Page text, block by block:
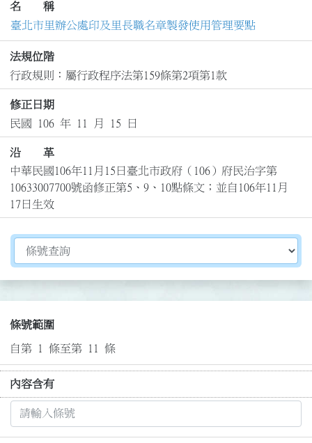
名 稱
臺北市里辦公處印及里長職名章製發使用管理要點
法規位階
行政規則：屬行政程序法第159條第2項第1款
修正日期
民國 106 年 11 月 15 日
沿 革
中華民國106年11月15日臺北市政府（106）府民治字第
10633007700號函修正第5、9、10點條文；並自106年11月
17日生效
切換選擇法規資訊內容
條號範圍
自第 1 條至第 11 條
內容含有